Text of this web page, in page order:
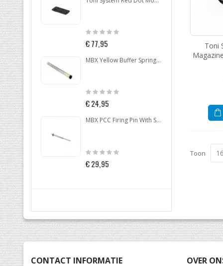
Toni
Toon
Rating:
0%
€ 77,95
MBX Yellow Buffer Spring With Buffer Pad
Rating:
€ 24,95
MBX PCC Firing Pin With Spring 9MM
Rating:
0%
€ 29,95
0%
€
€
Rating:
€
CONTACT INFORMATIE OVER